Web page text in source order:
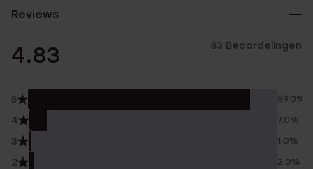
Reviews
4.83 83 Beoordelingen
5 89.0%
4 7.0%
3 1.0%
2 2.0%